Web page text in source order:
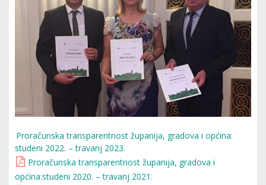
Proračunska transparentnost županija, gradova i općina:
studeni 2022. – travanj 2023.
Proračunska transparentnost županija, gradova i
općina:studeni 2020. – travanj 2021.